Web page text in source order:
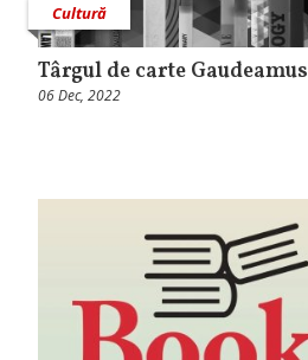
Cultură
Târgul de carte Gaudeamus
06 Dec, 2022